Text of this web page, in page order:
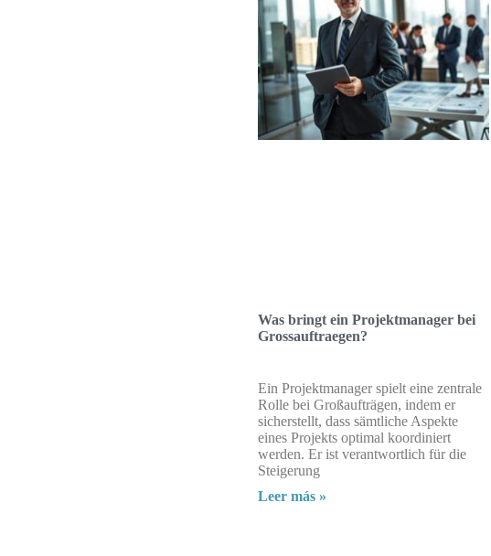
Was bringt ein Projektmanager bei
Grossauftraegen?
Ein Projektmanager spielt eine zentrale
Rolle bei Großaufträgen, indem er
sicherstellt, dass sämtliche Aspekte
eines Projekts optimal koordiniert
werden. Er ist verantwortlich für die
Steigerung
Leer más »